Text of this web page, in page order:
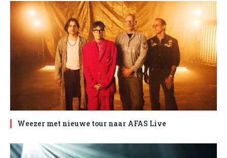
Weezer met nieuwe tour naar AFAS Live